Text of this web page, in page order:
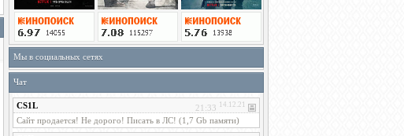
Мы в социальных сетях
Чат